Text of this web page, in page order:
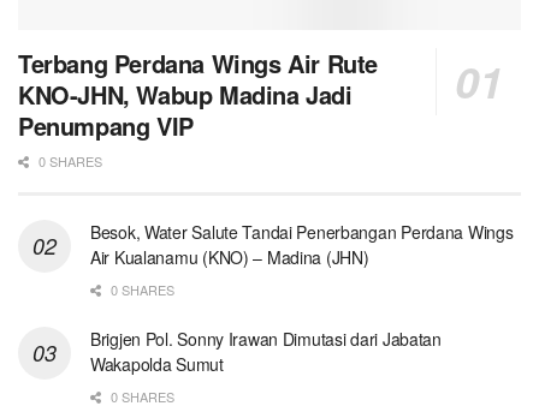
Terbang Perdana Wings Air Rute
KNO-JHN, Wabup Madina Jadi
Penumpang VIP
0 SHARES
Besok, Water Salute Tandai Penerbangan Perdana Wings
Air Kualanamu (KNO) – Madina (JHN)
0 SHARES
Brigjen Pol. Sonny Irawan Dimutasi dari Jabatan
Wakapolda Sumut
0 SHARES